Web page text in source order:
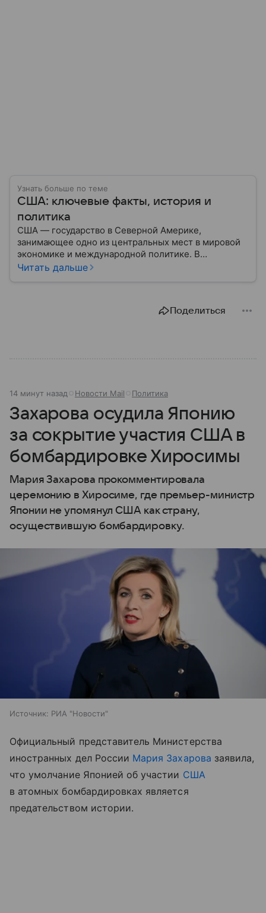
Узнать больше по теме
США: ключевые факты, история и
политика
США — государство в Северной Америке,
занимающее одно из центральных мест в мировой
экономике и международной политике. В
материале — основные сведения об этой стране.
Читать дальше
Поделиться
14 минут назад Новости Mail Политика
Захарова осудила Японию
за сокрытие участия США в
бомбардировке Хиросимы
Мария Захарова прокомментировала
церемонию в Хиросиме, где премьер-министр
Японии не упомянул США как страну,
осуществившую бомбардировку.
Источник: РИА "Новости"
Официальный представитель Министерства
иностранных дел России Мария Захарова заявила,
что умолчание Японией об участии США
в атомных бомбардировках является
предательством истории.